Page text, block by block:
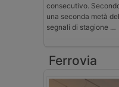
consecutivo.
una seconda metà
segnali di stagione …
Ferrovia